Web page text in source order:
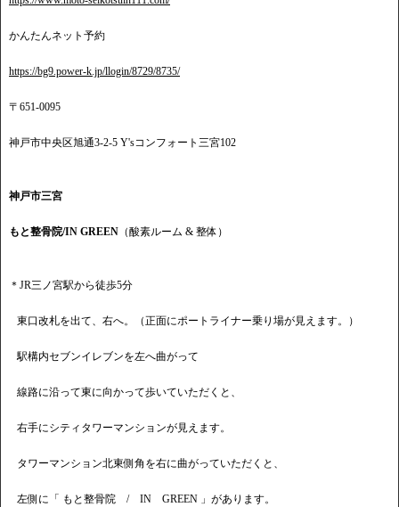
かんたんネット予約
https://bg9.power-k.jp/llogin/8729/8735/
〒651-0095
神戸市中央区旭通3-2-5 Y'sコンフォート三宮102
神戸市三宮
もと整骨院/IN GREEN （酸素ルーム & 整体）
＊JR三ノ宮駅から徒歩5分
東口改札を出て、右へ。（正面にポートライナー乗り場が見えます。）
駅構内セブンイレブンを左へ曲がって
線路に沿って東に向かって歩いていただくと、
右手にシティタワーマンションが見えます。
タワーマンション北東側角を右に曲がっていただくと、
左側に「 もと整骨院 / IN GREEN 」があります。